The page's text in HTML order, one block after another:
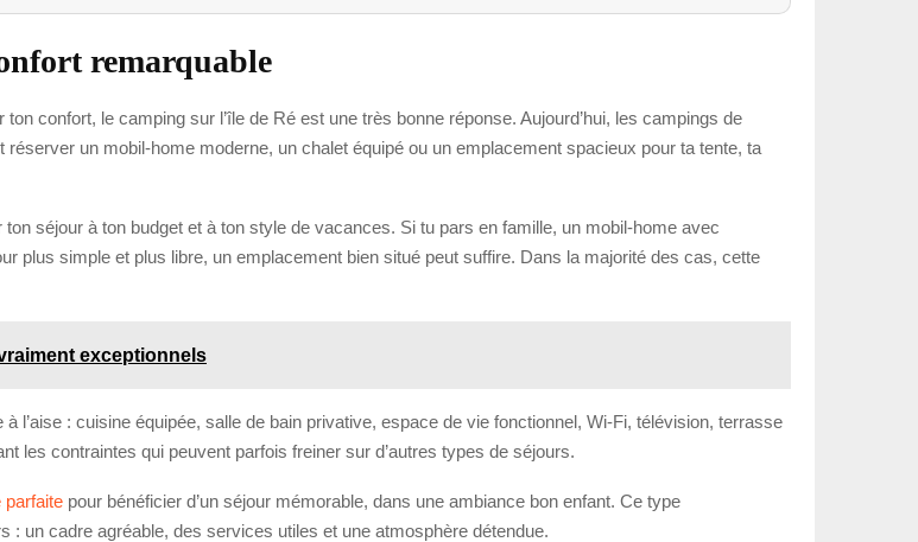
remarquable
confort, le camping sur l’île de Ré est une très bonne réponse. Aujourd’hui, les campings de
un mobil-home moderne, un chalet équipé ou un emplacement spacieux pour ta tente, ta
séjour à ton budget et à ton style de vacances. Si tu pars en famille, un mobil-home avec
plus simple et plus libre, un emplacement bien situé peut suffire. Dans la majorité des cas, cette
exceptionnels
l’aise : cuisine équipée, salle de bain privative, espace de vie fonctionnel, Wi-Fi, télévision, terrasse
les contraintes qui peuvent parfois freiner sur d’autres types de séjours.
parfaite pour bénéficier d’un séjour mémorable, dans une ambiance bon enfant. Ce type
: un cadre agréable, des services utiles et une atmosphère détendue.